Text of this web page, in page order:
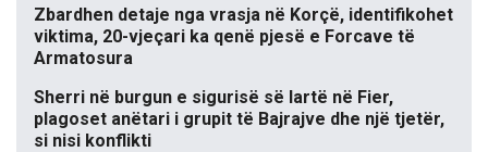
Zbardhen detaje nga vrasja në Korçë, identifikohet
viktima, 20-vjeçari ka qenë pjesë e Forcave të
Armatosura
Sherri në burgun e sigurisë së lartë në Fier,
plagoset anëtari i grupit të Bajrajve dhe një tjetër,
si nisi konflikti